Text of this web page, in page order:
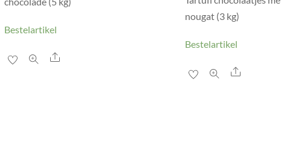
Bestelartikel
Share
nougat (3 kg)
Bestelartikel
Share